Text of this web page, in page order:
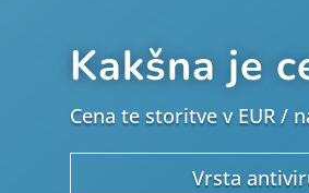
Kakšna je
Cena te storitve v EUR /
Vrsta